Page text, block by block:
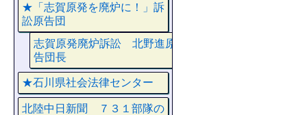
★「志賀原発を廃炉に！」訴
訟原告団
志賀原発廃炉訴訟 北野進原
告団長
★石川県社会法律センター
北陸中日新聞 ７３１部隊の